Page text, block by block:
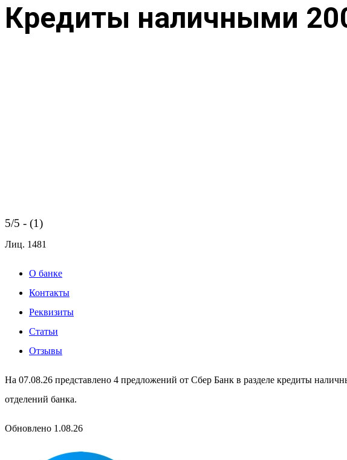
Кредиты наличными
5/5 - (1)
Лиц. 1481
О банке
Контакты
Реквизиты
Статьи
Отзывы
На 07.08.26 представлено 4 предложений от Сбер Банк в разделе кредиты
отделений банка.
Обновлено 1.08.26